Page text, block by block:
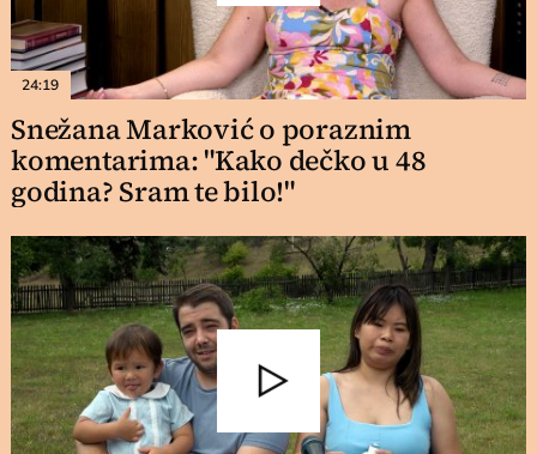
24:19
Snežana Marković o poraznim
komentarima: "Kako dečko u 48
godina? Sram te bilo!"